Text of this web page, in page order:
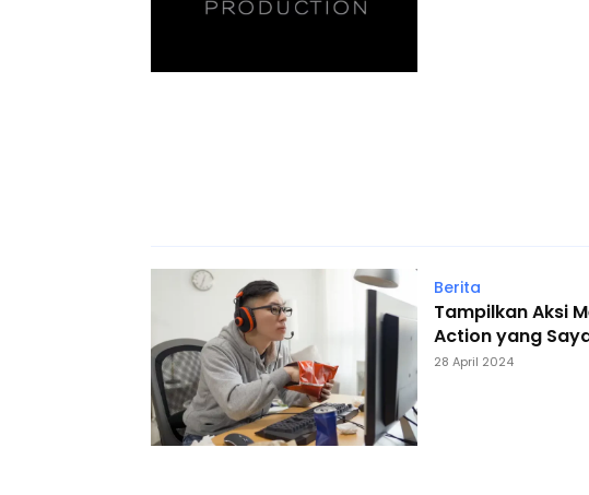
Berita
Tampilkan Aksi
Action yang
28 April 2024